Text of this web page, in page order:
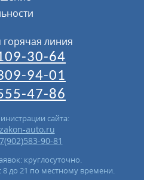
горячая линия
30-64
94-01
47-86
сайта:
auto.ru
90-81
круглосуточно.
до 21 по местному времени.